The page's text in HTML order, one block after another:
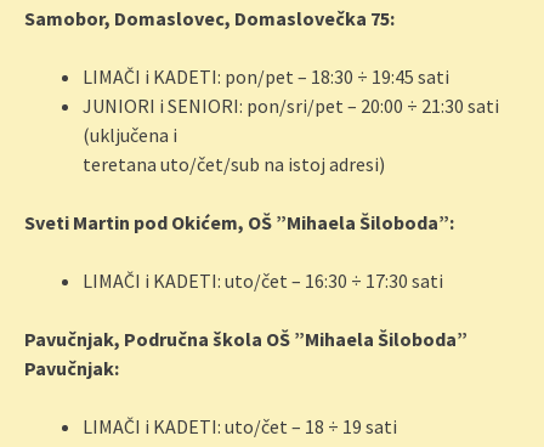
Samobor, Domaslovec, Domaslovečka 75:
LIMAČI i KADETI: pon/pet – 18:30 ÷ 19:45 sati
JUNIORI i SENIORI: pon/sri/pet – 20:00 ÷ 21:30 sati
(uključena i
teretana uto/čet/sub na istoj adresi)
Sveti Martin pod Okićem, OŠ ”Mihaela Šiloboda”:
LIMAČI i KADETI: uto/čet – 16:30 ÷ 17:30 sati
Pavučnjak, Područna škola OŠ ”Mihaela Šiloboda”
Pavučnjak:
LIMAČI i KADETI: uto/čet – 18 ÷ 19 sati